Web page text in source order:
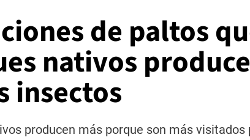
de paltos
nativos
insectos
producen más porque son más visitados